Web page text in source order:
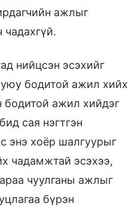
ажлыг
чадахгүй.
нийцсэн эсэхийг
бодитой ажил хийх
ажил хийдэг
сая нэгтгэн
энэ хоёр шалгуурыг
чадамжтай эсэхээ,
чуулганы ажлыг
бүрэн